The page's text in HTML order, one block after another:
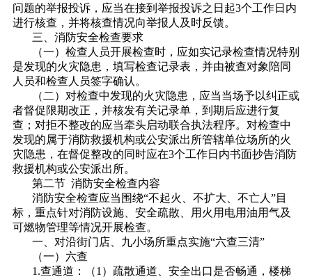
问题的举报投诉，应当在接到举报投诉之日起3个工作日内
进行核查，并将核查情况向举报人及时反馈。
三、消防安全检查要求
（一）检查人员开展检查时，应如实记录检查情况特别
是发现的火灾隐患，填写检查记录表，并由被查对象陪同
人员和检查人员签字确认。
（二）对检查中发现的火灾隐患，应当当场予以纠正或
者督促限期改正，并核发有关记录单，到期后应进行复
查；对拒不整改的应当牵头启动联合执法程序。对检查中
发现的属于消防救援机构或公安派出所管辖单位场所的火
灾隐患，在督促整改的同时应在3个工作日内书面抄告消防
救援机构或公安派出所。
第二节 消防安全检查内容
消防安全检查应当围绕“不起火、不扩大、不亡人”目
标，重点针对消防设施、安全疏散、用火用电用油用气及
可燃物管理等情况开展检查。
一、对沿街门店、九小场所重点实施“六查三清”
（一）六查
1.查通道：（1）疏散通道、安全出口是否畅通，楼梯